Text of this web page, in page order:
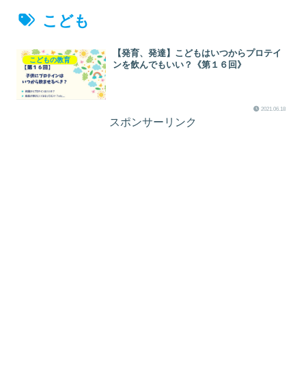
こども
こどもの教育
【発育、発達】こどもはいつからプロテイ
ンを飲んでもいい？《第１６回》
2021.06.18
スポンサーリンク